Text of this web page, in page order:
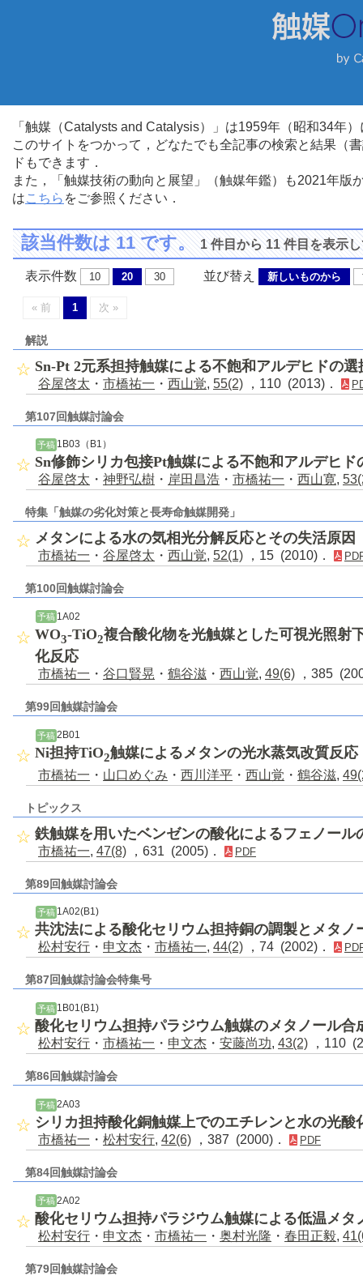
「触媒（Catalysts and Catalysis）」は1959年（昭和34年
このサイトをつかって，どなたでも全記事の検索と結果（
ドもできます．
また，「触媒技術の動向と展望」（触媒年鑑）も2021年
はこちら をご参照ください．
該当件数は 11 です。1 件目から 11 件目を表示
表示件数 10 20 30 並び替え 新しいものから
« 前 1 次 »
解説
Sn-Pt 2元系担持触媒による不飽和アルデヒドの
谷屋啓太 ・ 市橋祐一 ・ 西山覚, 55(2) ，110 (2013)．
第107回触媒討論会
予稿 1B03（B1）
Sn修飾シリカ包接Pt触媒による不飽和アルデヒド
谷屋啓太 ・ 神野弘樹 ・ 岸田昌浩 ・ 市橋祐一 ・ 西山寛,
特集「触媒の劣化対策と長寿命触媒開発」
メタンによる水の気相光分解反応とその失活原因
市橋祐一 ・ 谷屋啓太 ・ 西山覚, 52(1) ，15 (2010)．
第100回触媒討論会
予稿 1A02
WO3-TiO2複合酸化物を光触媒とした可視光照射
化反応
市橋祐一 ・ 谷口賢晃 ・ 鶴谷滋 ・ 西山覚, 49(6) ，385
第99回触媒討論会
予稿 2B01
Ni担持TiO2触媒によるメタンの光水蒸気改質反応
市橋祐一 ・ 山口めぐみ ・ 西川洋平 ・ 西山覚 ・ 鶴谷滋,
トピックス
鉄触媒を用いたベンゼンの酸化によるフェノール
市橋祐一, 47(8) ，631 (2005)． PDF
第89回触媒討論会
予稿 1A02(B1)
共沈法による酸化セリウム担持銅の調製とメタノ
松村安行 ・ 申文杰 ・ 市橋祐一, 44(2) ，74 (2002)．
第87回触媒討論会特集号
予稿 1B01(B1)
酸化セリウム担持パラジウム触媒のメタノール合
松村安行 ・ 市橋祐一 ・ 申文杰 ・ 安藤尚功, 43(2) ，110
第86回触媒討論会
予稿2A03
シリカ担持酸化銅触媒上でのエチレンと水の光酸
市橋祐一 ・ 松村安行, 42(6) ，387 (2000)． PDF
第84回触媒討論会
予稿 2A02
酸化セリウム担持パラジウム触媒による低温メタ
松村安行 ・ 申文杰 ・ 市橋祐一 ・ 奥村光隆 ・ 春田正毅,
第79回触媒討論会